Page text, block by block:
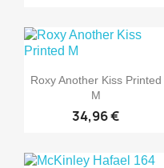
Roxy Another Kiss Printed
M
34,96 €